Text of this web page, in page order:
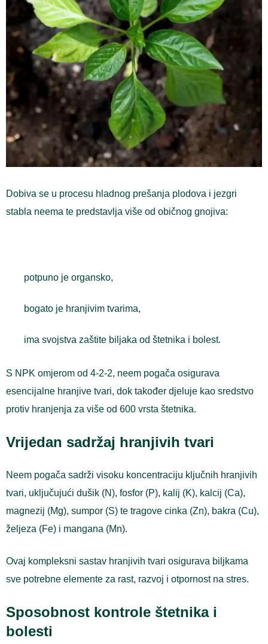
Dobiva se u procesu hladnog prešanja plodova i jezgri
stabla neema te predstavlja više od običnog gnojiva:
potpuno je organsko,
bogato je hranjivim tvarima,
ima svojstva zaštite biljaka od štetnika i bolest.
S NPK omjerom od 4-2-2, neem pogača osigurava
esencijalne hranjive tvari, dok također djeluje kao sredstvo
protiv hranjenja za više od 600 vrsta štetnika.
Vrijedan sadržaj hranjivih tvari
Neem pogača sadrži visoku koncentraciju ključnih hranjivih
tvari, uključujući dušik (N), fosfor (P), kalij (K), kalcij (Ca),
magnezij (Mg), sumpor (S) te tragove cinka (Zn), bakra (Cu),
željeza (Fe) i mangana (Mn).
Ovaj kompleksni sastav hranjivih tvari osigurava biljkama
sve potrebne elemente za rast, razvoj i otpornost na stres.
Sposobnost kontrole štetnika i
bolesti